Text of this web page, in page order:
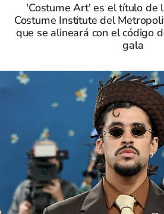
'Costume Art' es el título de
Costume Institute del
que se alineará con el código
gala